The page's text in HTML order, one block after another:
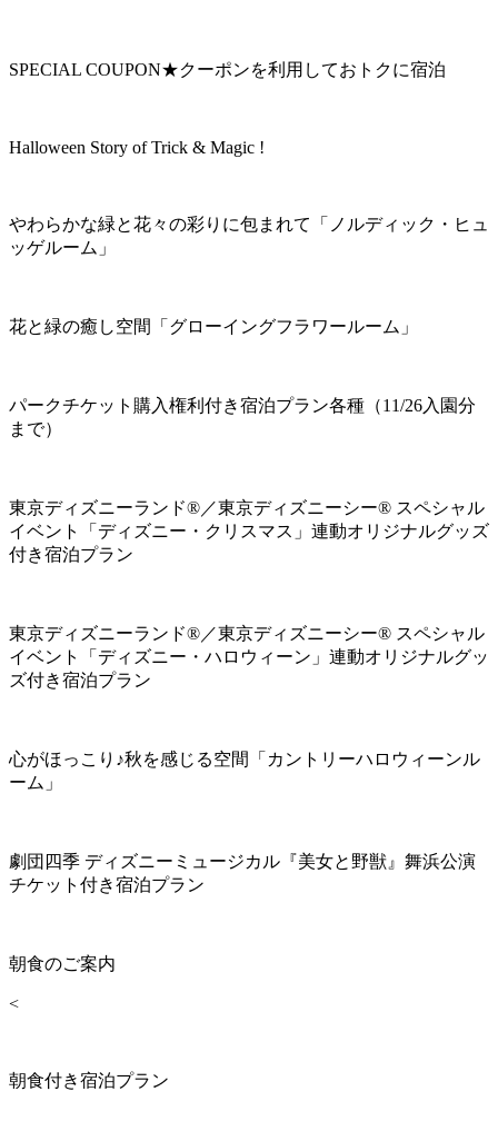
SPECIAL COUPON★クーポンを利用しておトクに宿泊
Halloween Story of Trick & Magic !
やわらかな緑と花々の彩りに包まれて「ノルディック・ヒュ
ッゲルーム」
花と緑の癒し空間「グローイングフラワールーム」
パークチケット購入権利付き宿泊プラン各種（11/26入園分
まで）
東京ディズニーランド®／東京ディズニーシー® スペシャル
イベント「ディズニー・クリスマス」連動オリジナルグッズ
付き宿泊プラン
東京ディズニーランド®／東京ディズニーシー® スペシャル
イベント「ディズニー・ハロウィーン」連動オリジナルグッ
ズ付き宿泊プラン
心がほっこり♪秋を感じる空間「カントリーハロウィーンル
ーム」
劇団四季 ディズニーミュージカル『美女と野獣』舞浜公演
チケット付き宿泊プラン
朝食のご案内
<
朝食付き宿泊プラン